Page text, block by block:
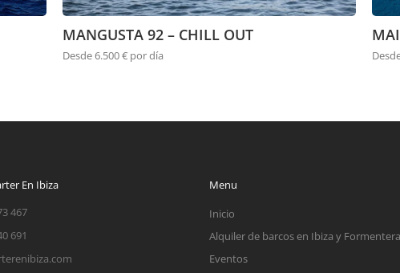
MANGUSTA 92 – CHILL OUT
Desde 6.500 € por día
En Ibiza
467
691
Menu
Inicio
Alquiler de barcos en Ibiza y Formentera
Eventos